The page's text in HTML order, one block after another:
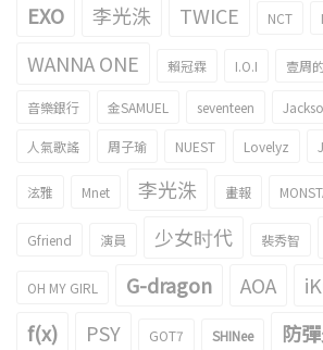
EXO 李光洙 TWICE NCT
WANNA ONE 賴冠霖 I.O.I 壹周
音樂銀行 金SAMUEL seventeen
人氣歌謠 周子瑜 NUEST Lovelyz
泫雅 Mnet 李光洙 畫報
Gfriend 演員 少女时代 裴秀智
OH MY GIRL G-dragon AOA
f(x) PSY GOT7 SHINee 防